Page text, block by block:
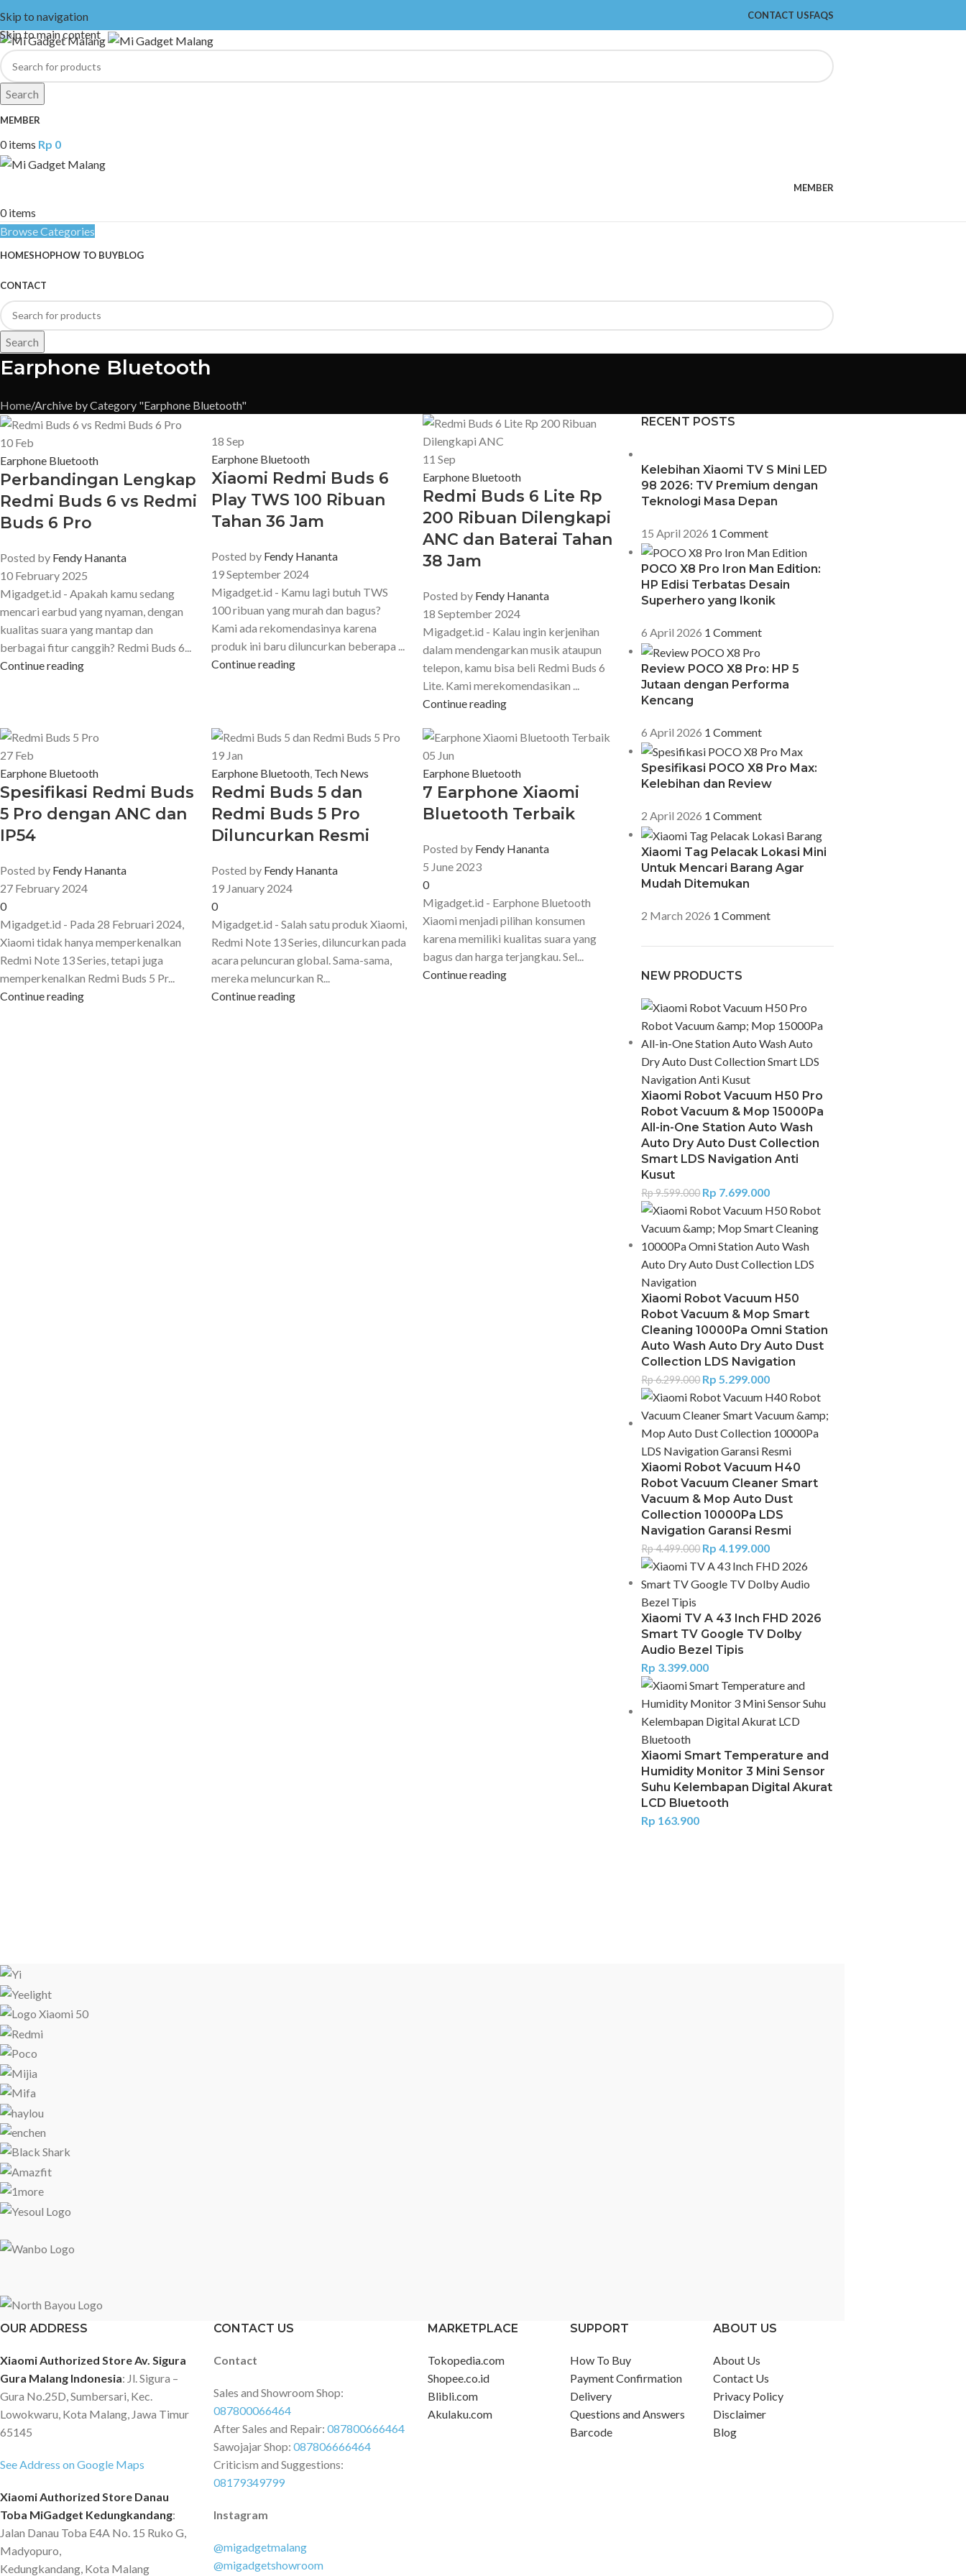
Skip to navigation
Skip to main content
CONTACT USFAQS
Search
MEMBER
0items Rp 0
MEMBER
0items
Browse Categories
HOMESHOPHOW TO BUYBLOG
CONTACT
Search
Earphone Bluetooth
Home Archive by Category "Earphone Bluetooth"
10 Feb
Earphone Bluetooth
Perbandingan Lengkap
Redmi Buds 6 vs Redmi
Buds 6 Pro
Posted by Fendy Hananta
10 February 2025
Migadget.id - Apakah kamu sedang
mencari earbud yang nyaman, dengan
kualitas suara yang mantap dan
berbagai fitur canggih? Redmi Buds 6...
Continue reading
18Sep
Earphone Bluetooth
Xiaomi Redmi Buds 6
Play TWS 100 Ribuan
Tahan 36 Jam
Posted by Fendy Hananta
19 September 2024
Migadget.id - Kamu lagi butuh TWS
100 ribuan yang murah dan bagus?
Kami ada rekomendasinya karena
produk ini baru diluncurkan beberapa ...
Continue reading
11Sep
Earphone Bluetooth
Redmi Buds 6 Lite Rp
200 Ribuan Dilengkapi
ANC dan Baterai Tahan
38 Jam
Posted by Fendy Hananta
18 September 2024
Migadget.id - Kalau ingin kerjenihan
dalam mendengarkan musik ataupun
telepon, kamu bisa beli Redmi Buds 6
Lite. Kami merekomendasikan ...
Continue reading
27 Feb
Earphone Bluetooth
Spesifikasi Redmi Buds
5 Pro dengan ANC dan
IP54
Posted by Fendy Hananta
27 February 2024
0
Migadget.id - Pada 28 Februari 2024,
Xiaomi tidak hanya memperkenalkan
Redmi Note 13 Series, tetapi juga
memperkenalkan Redmi Buds 5 Pr...
Continue reading
19 Jan
Earphone Bluetooth, Tech News
Redmi Buds 5 dan
Redmi Buds 5 Pro
Diluncurkan Resmi
Posted by Fendy Hananta
19 January 2024
0
Migadget.id - Salah satu produk Xiaomi,
Redmi Note 13 Series, diluncurkan pada
acara peluncuran global. Sama-sama,
mereka meluncurkan R...
Continue reading
05 Jun
Earphone Bluetooth
7 Earphone Xiaomi
Bluetooth Terbaik
Posted by Fendy Hananta
5 June 2023
0
Migadget.id - Earphone Bluetooth
Xiaomi menjadi pilihan konsumen
karena memiliki kualitas suara yang
bagus dan harga terjangkau. Sel...
Continue reading
RECENT POSTS
Kelebihan Xiaomi TV S Mini LED
98 2026: TV Premium dengan
Teknologi Masa Depan
15 April 2026 1 Comment
POCO X8 Pro Iron Man Edition:
HP Edisi Terbatas Desain
Superhero yang Ikonik
6 April 2026 1 Comment
Review POCO X8 Pro: HP 5
Jutaan dengan Performa
Kencang
6 April 2026 1 Comment
Spesifikasi POCO X8 Pro Max:
Kelebihan dan Review
2 April 2026 1 Comment
Xiaomi Tag Pelacak Lokasi Mini
Untuk Mencari Barang Agar
Mudah Ditemukan
2 March 2026 1 Comment
NEW PRODUCTS
Xiaomi Robot Vacuum H50 Pro
Robot Vacuum & Mop 15000Pa
All-in-One Station Auto Wash
Auto Dry Auto Dust Collection
Smart LDS Navigation Anti
Kusut
Rp9.599.000 Rp 7.699.000
Xiaomi Robot Vacuum H50
Robot Vacuum & Mop Smart
Cleaning 10000Pa Omni Station
Auto Wash Auto Dry Auto Dust
Collection LDS Navigation
Rp6.299.000 Rp 5.299.000
Xiaomi Robot Vacuum H40
Robot Vacuum Cleaner Smart
Vacuum & Mop Auto Dust
Collection 10000Pa LDS
Navigation Garansi Resmi
Rp4.499.000 Rp 4.199.000
Xiaomi TV A 43 Inch FHD 2026
Smart TV Google TV Dolby
Audio Bezel Tipis
Rp 3.399.000
Xiaomi Smart Temperature and
Humidity Monitor 3 Mini Sensor
Suhu Kelembapan Digital Akurat
LCD Bluetooth
Rp 163.900
OUR ADDRESS
Xiaomi Authorized Store Av. Sigura
Gura Malang Indonesia: Jl. Sigura –
Gura No.25D, Sumbersari, Kec.
Lowokwaru, Kota Malang, Jawa Timur
65145
See Address on Google Maps
Xiaomi Authorized Store Danau
Toba MiGadget Kedungkandang:
Jalan Danau Toba E4A No. 15 Ruko G,
Madyopuro,
Kedungkandang, Kota Malang
CONTACT US
Contact
Sales and Showroom Shop:
087800066464
After Sales and Repair:087800666464
Sawojajar Shop:087806666464
Criticism and Suggestions:
08179349799
Instagram
@migadgetmalang
@migadgetshowroom
MARKETPLACE
Tokopedia.com
Shopee.co.id
Blibli.com
Akulaku.com
SUPPORT
How To Buy
Payment Confirmation
Delivery
Questions and Answers
Barcode
ABOUT US
About Us
Contact Us
Privacy Policy
Disclaimer
Blog